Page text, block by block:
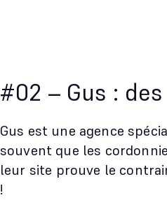
#02 – Gus :
Gus est une agence
souvent que les
leur site prouve le
!